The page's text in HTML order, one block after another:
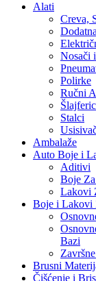
Alati
Creva,
Nosači
Polirke
Ručni
Stalci
Ambalaže
Auto Boje i
Aditivi
Boje
Lakovi
Boje i Lakovi
Bazi
Brusni
Čišćenje i